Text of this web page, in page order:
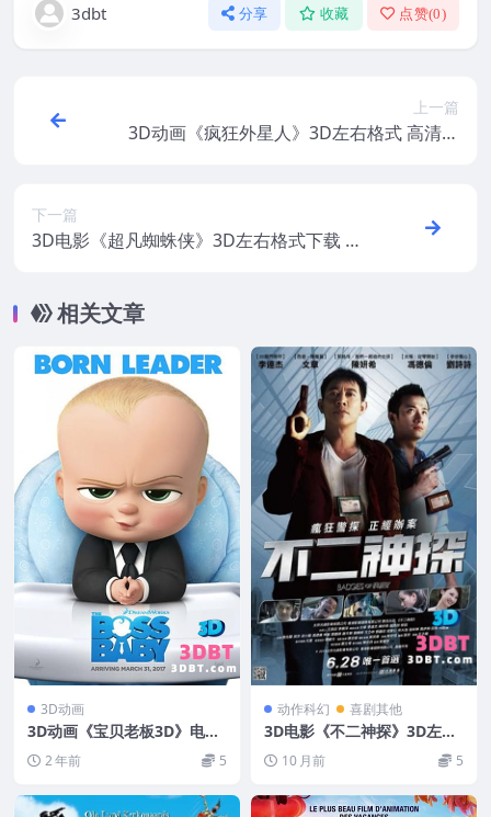
3dbt 分享 收藏 点赞(0)
上一篇
3D动画《疯狂外星人》3D左右格式 高清蓝
下一篇
3D电影《超凡蜘蛛侠》3D左右格式下载 高
相关文章
3D动画
3D动画《宝贝老板3D》电影
下载 左右格式 3D版 高清蓝
光 网盘+迅雷下载
2 年前 5
动作科幻 喜剧其他
3D电影《不二神探》3D左右
格式 高清4K 网盘下载 VR3D
电影10 月前 5